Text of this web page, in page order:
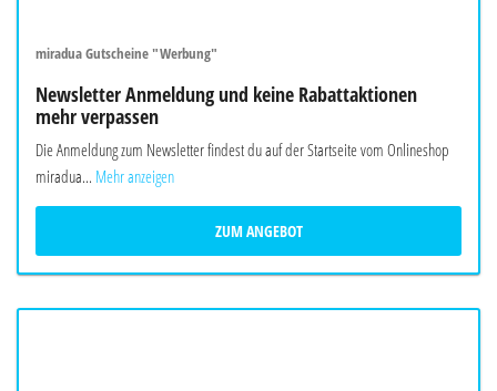
miradua Gutscheine "Werbung"
Newsletter Anmeldung und keine Rabattaktionen
mehr verpassen
Die Anmeldung zum Newsletter findest du auf der Startseite vom Onlineshop
miradua... Mehr anzeigen
ZUM ANGEBOT